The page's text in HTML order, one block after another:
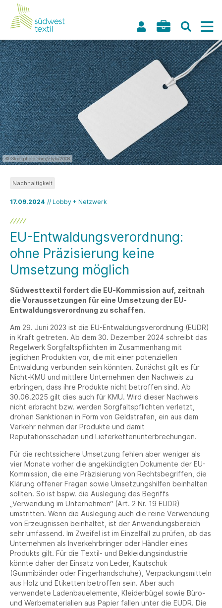
©iStockphoto.com/zlyka2008
17.09.2024 // Lobby + Netzwerk
Nachhaltigkeit
EU-Entwaldungsverordnung:
ohne Präzisierung keine
Umsetzung möglich
Südwesttextil fordert die EU-Kommission auf, zeitnah
die Voraussetzungen für eine Umsetzung der EU-
Entwaldungsverordnung zu schaffen.
Am 29. Juni 2023 ist die EU-Entwaldungsverordnung (EUDR)
in Kraft getreten. Ab dem 30. Dezember 2024 schreibt das
Regelwerk Sorgfaltspflichten im Zusammenhang mit
jeglichen Produkten vor, die mit einer potenziellen
Entwaldung verbunden sein könnten. Zunächst gilt es für
Nicht-KMU und mittlere Unternehmen den Nachweis zu
erbringen, dass ihre Produkte nicht betroffen sind. Ab
30.06.2025 gilt dies auch für KMU. Wird dieser Nachweis
nicht erbracht bzw. werden Sorgfaltspflichten verletzt,
drohen Sanktionen in Form von Geldstrafen, ein aus dem
Verkehr nehmen der Produkte und damit
Reputationsschäden und Lieferkettenunterbrechungen.
Für die rechtssichere Umsetzung fehlen aber weniger als
vier Monate vorher die angekündigten Dokumente der EU-
Kommission, die eine Präzisierung von Rechtsbegriffen, die
Klärung offener Fragen sowie Umsetzungshilfen beinhalten
sollten. So ist bspw. die Auslegung des Begriffs
„Verwendung im Unternehmen“ (Art. 2 Nr. 19 EUDR)
umstritten. Wenn die Auslegung auch die reine Verwendung
von Erzeugnissen beinhaltet, ist der Anwendungsbereich
sehr umfassend. Im Zweifel ist im Einzelfall zu prüfen, ob das
Unternehmen als Inverkehrbringer oder Händler eines
Produkts gilt. Für die Textil- und Bekleidungsindustrie
könnte daher der Einsatz von Leder, Kautschuk
(Gummibänder oder Fingerhandschuhe), Verpackungsmitteln
aus Holz und Etiketten betroffen sein. Aber auch
verwendete Ladenbauelemente, Kleiderbügel sowie Büro-
und Werbematerialien aus Papier fallen unter die EUDR. Die